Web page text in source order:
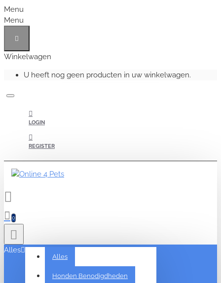
Menu
Menu
Winkelwagen
U heeft nog geen producten in uw winkelwagen.
LOGIN
REGISTER
0
Alles
Alles
Honden Benodigdheden